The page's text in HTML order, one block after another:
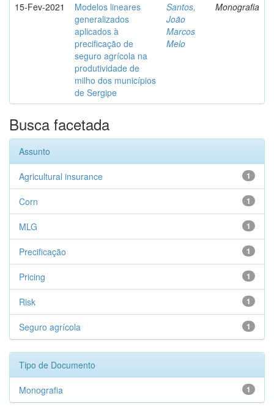
15-Fev-2021
Modelos lineares
generalizados
aplicados à
precificação de
seguro agrícola na
produtividade de
milho dos municípios
de Sergipe
Santos,
João
Marcos
Melo
Monografia
Busca facetada
Assunto
1
Agricultural insurance
1
Corn
1
MLG
1
Precificação
1
Pricing
1
Risk
1
Seguro agrícola
Tipo de Documento
1
Monografia